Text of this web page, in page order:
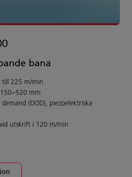
bana
till 225 m/min
mm
(DOD), piezoelektriska
utskrift i 120 m/min